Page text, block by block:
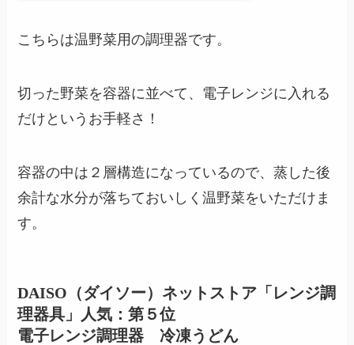
こちらは温野菜用の調理器です。
切った野菜を容器に並べて、電子レンジに入れる
だけというお手軽さ！
容器の中は２層構造になっているので、蒸した後
余計な水分が落ちておいしく温野菜をいただけま
す。
DAISO（ダイソー）ネットストア「レンジ調
理器具」人気：第５位
電子レンジ調理器 冷凍うどん